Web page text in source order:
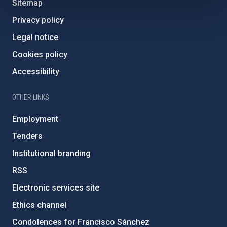
Sitemap
Privacy policy
Legal notice
Cookies policy
Accessibility
OTHER LINKS
Employment
Tenders
Institutional branding
RSS
Electronic services site
Ethics channel
Condolences for Francisco Sánchez